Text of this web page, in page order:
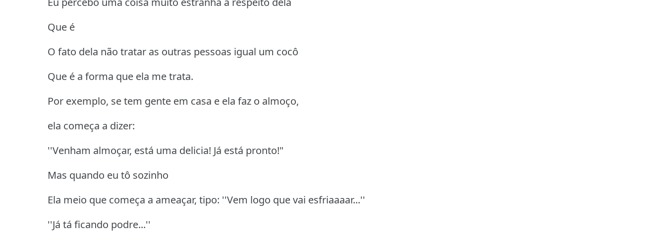
Que é
O fato dela não tratar as outras pessoas igual um cocô
Que é a forma que ela me trata.
Por exemplo, se tem gente em casa e ela faz o almoço,
ela começa a dizer:
''Venham almoçar, está uma delicia! Já está pronto!"
Mas quando eu tô sozinho
Ela meio que começa a ameaçar, tipo: ''Vem logo que vai esfriaaaar...''
''Já tá ficando podre...''